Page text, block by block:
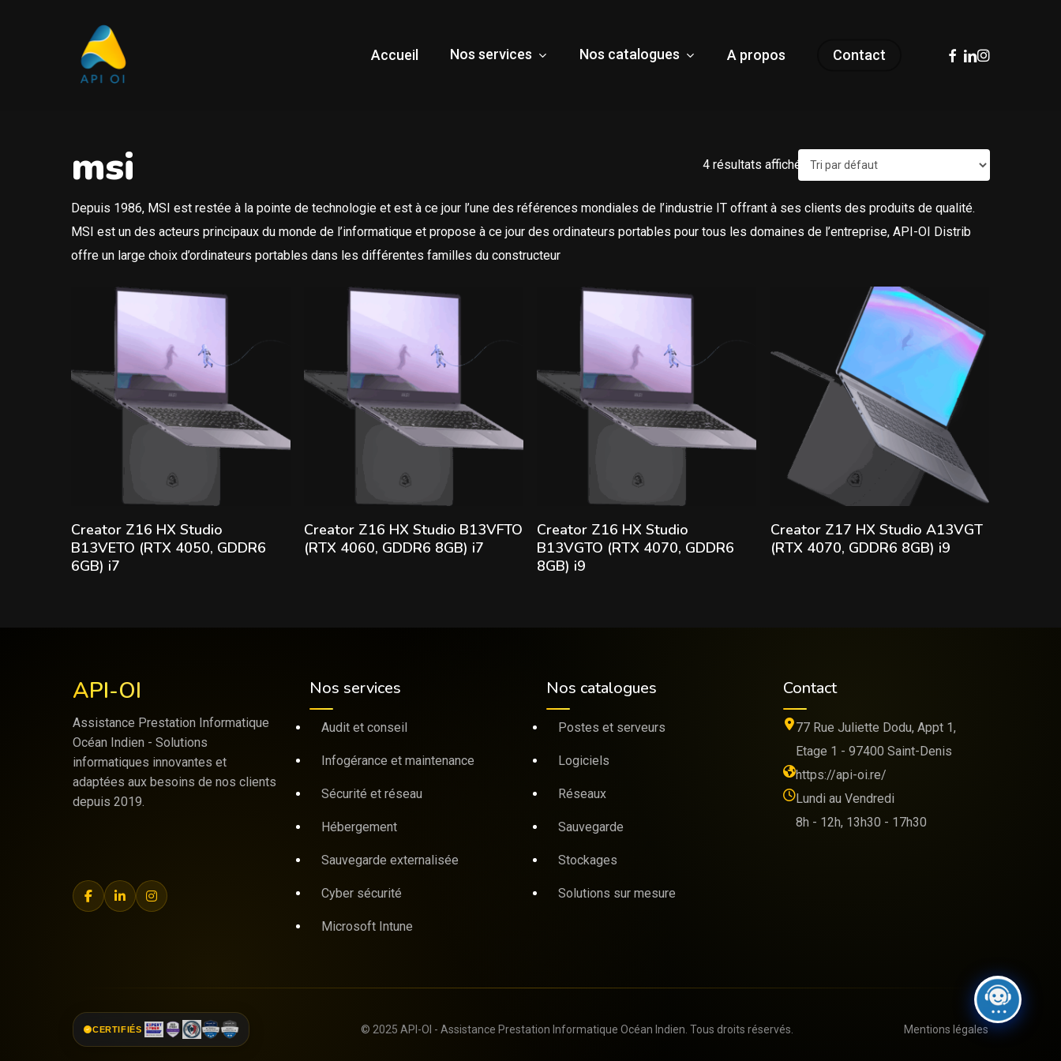
Accueil Nos services Nos catalogues A propos Contact facebook
linkedin
instagram
msi 4 résultats affichés
Depuis 1986, MSI est restée à la pointe de technologie et est à ce jour l’une des références mondiales de l’industrie IT offrant à ses clients des produits de qualité.
MSI est un des acteurs principaux du monde de l’informatique et propose à ce jour des ordinateurs portables pour tous les domaines de l’entreprise, API-OI Distrib
offre un large choix d’ordinateurs portables dans les différentes familles du constructeur
Lire la suite
Creator Z16 HX Studio
B13VETO (RTX 4050, GDDR6
6GB) i7
Lire la suite
Creator Z16 HX Studio B13VFTO
(RTX 4060, GDDR6 8GB) i7
Lire la suite
Creator Z16 HX Studio
B13VGTO (RTX 4070, GDDR6
8GB) i9
Lire la suite
Creator Z17 HX Studio A13VGT
(RTX 4070, GDDR6 8GB) i9
API-OI
Assistance Prestation Informatique
Océan Indien - Solutions
informatiques innovantes et
adaptées aux besoins de nos clients
depuis 2019.
Nos services
Audit et conseil
Infogérance et maintenance
Sécurité et réseau
Hébergement
Sauvegarde externalisée
Cyber sécurité
Microsoft Intune
Nos catalogues
Postes et serveurs
Logiciels
Réseaux
Sauvegarde
Stockages
Solutions sur mesure
Contact
77 Rue Juliette Dodu, Appt 1,
Etage 1 - 97400 Saint-Denis
https://api-oi.re/
Lundi au Vendredi
8h - 12h, 13h30 - 17h30
CERTIFIÉS © 2025 API-OI - Assistance Prestation Informatique Océan Indien. Tous droits réservés. Mentions légales